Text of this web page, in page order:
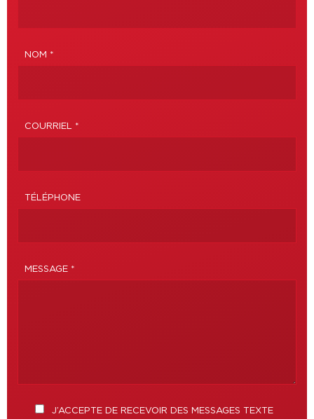
NOM *
COURRIEL *
TÉLÉPHONE
MESSAGE *
J’ACCEPTE DE RECEVOIR DES MESSAGES TEXTE